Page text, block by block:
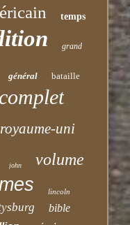
temps
grand
général bataille
complet
royaume-uni
john volume
lincoln
bible